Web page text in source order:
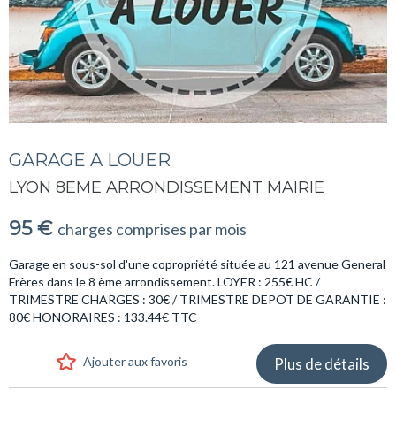
GARAGE A LOUER
LYON 8EME ARRONDISSEMENT MAIRIE
95 € charges comprises par mois
Garage en sous-sol d'une copropriété située au 121 avenue General
Frères dans le 8 ème arrondissement. LOYER : 255€ HC /
TRIMESTRE CHARGES : 30€ / TRIMESTRE DEPOT DE GARANTIE :
80€ HONORAIRES : 133.44€ TTC
Ajouter aux favoris Plus de détails